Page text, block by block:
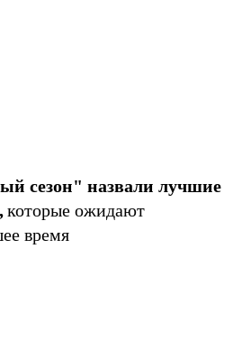
сезон" назвали лучшие
которые ожидают
время